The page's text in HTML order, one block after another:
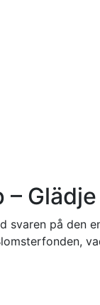
– Glädje
svaren på den